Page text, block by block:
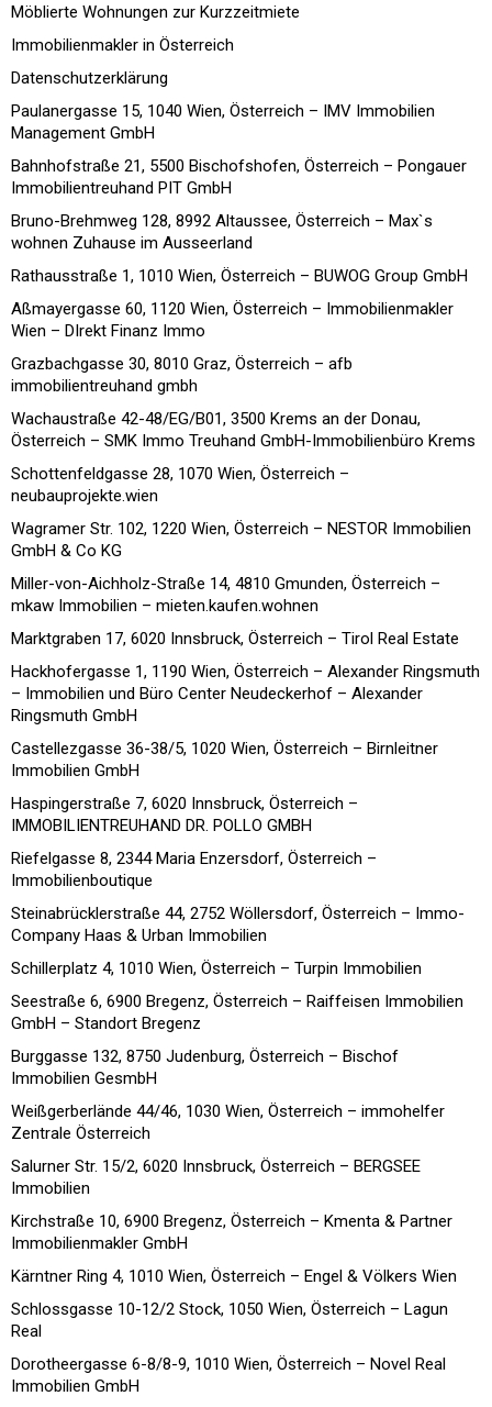
Möblierte Wohnungen zur Kurzzeitmiete
Immobilienmakler in Österreich
Datenschutzerklärung
Paulanergasse 15, 1040 Wien, Österreich – IMV Immobilien
Management GmbH
Bahnhofstraße 21, 5500 Bischofshofen, Österreich – Pongauer
Immobilientreuhand PIT GmbH
Bruno-Brehmweg 128, 8992 Altaussee, Österreich – Max`s
wohnen Zuhause im Ausseerland
Rathausstraße 1, 1010 Wien, Österreich – BUWOG Group GmbH
Aßmayergasse 60, 1120 Wien, Österreich – Immobilienmakler
Wien – DIrekt Finanz Immo
Grazbachgasse 30, 8010 Graz, Österreich – afb
immobilientreuhand gmbh
Wachaustraße 42-48/EG/B01, 3500 Krems an der Donau,
Österreich – SMK Immo Treuhand GmbH-Immobilienbüro Krems
Schottenfeldgasse 28, 1070 Wien, Österreich –
neubauprojekte.wien
Wagramer Str. 102, 1220 Wien, Österreich – NESTOR Immobilien
GmbH & Co KG
Miller-von-Aichholz-Straße 14, 4810 Gmunden, Österreich –
mkaw Immobilien – mieten.kaufen.wohnen
Marktgraben 17, 6020 Innsbruck, Österreich – Tirol Real Estate
Hackhofergasse 1, 1190 Wien, Österreich – Alexander Ringsmuth
– Immobilien und Büro Center Neudeckerhof – Alexander
Ringsmuth GmbH
Castellezgasse 36-38/5, 1020 Wien, Österreich – Birnleitner
Immobilien GmbH
Haspingerstraße 7, 6020 Innsbruck, Österreich –
IMMOBILIENTREUHAND DR. POLLO GMBH
Riefelgasse 8, 2344 Maria Enzersdorf, Österreich –
Immobilienboutique
Steinabrücklerstraße 44, 2752 Wöllersdorf, Österreich – Immo-
Company Haas & Urban Immobilien
Schillerplatz 4, 1010 Wien, Österreich – Turpin Immobilien
Seestraße 6, 6900 Bregenz, Österreich – Raiffeisen Immobilien
GmbH – Standort Bregenz
Burggasse 132, 8750 Judenburg, Österreich – Bischof
Immobilien GesmbH
Weißgerberlände 44/46, 1030 Wien, Österreich – immohelfer
Zentrale Österreich
Salurner Str. 15/2, 6020 Innsbruck, Österreich – BERGSEE
Immobilien
Kirchstraße 10, 6900 Bregenz, Österreich – Kmenta & Partner
Immobilienmakler GmbH
Kärntner Ring 4, 1010 Wien, Österreich – Engel & Völkers Wien
Schlossgasse 10-12/2 Stock, 1050 Wien, Österreich – Lagun
Real
Dorotheergasse 6-8/8-9, 1010 Wien, Österreich – Novel Real
Immobilien GmbH